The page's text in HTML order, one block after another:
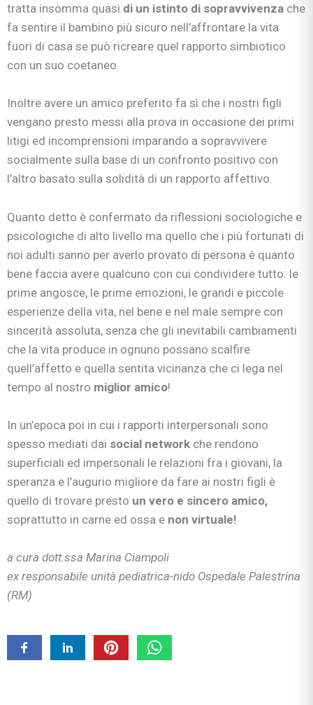
tratta insomma quasi di un istinto di sopravvivenza che
fa sentire il bambino più sicuro nell’affrontare la vita
fuori di casa se può ricreare quel rapporto simbiotico
con un suo coetaneo.
Inoltre avere un amico preferito fa sì che i nostri figli
vengano presto messi alla prova in occasione dei primi
litigi ed incomprensioni imparando a sopravvivere
socialmente sulla base di un confronto positivo con
l’altro basato sulla solidità di un rapporto affettivo.
Quanto detto è confermato da riflessioni sociologiche e
psicologiche di alto livello ma quello che i più fortunati di
noi adulti sanno per averlo provato di persona è quanto
bene faccia avere qualcuno con cui condividere tutto: le
prime angosce, le prime emozioni, le grandi e piccole
esperienze della vita, nel bene e nel male sempre con
sincerità assoluta, senza che gli inevitabili cambiamenti
che la vita produce in ognuno possano scalfire
quell’affetto e quella sentita vicinanza che ci lega nel
tempo al nostro miglior amico!
In un’epoca poi in cui i rapporti interpersonali sono
spesso mediati dai social network che rendono
superficiali ed impersonali le relazioni fra i giovani, la
speranza e l’augurio migliore da fare ai nostri figli è
quello di trovare presto un vero e sincero amico,
soprattutto in carne ed ossa e non virtuale!
a cura dott.ssa Marina Ciampoli
ex responsabile unità pediatrica-nido Ospedale Palestrina
(RM)